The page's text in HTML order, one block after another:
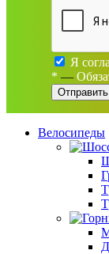
Я
* —
Велосипеды